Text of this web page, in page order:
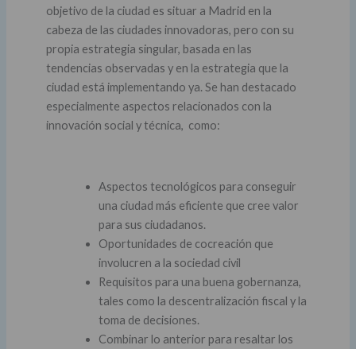
objetivo de la ciudad es situar a Madrid en la
cabeza de las ciudades innovadoras, pero con su
propia estrategia singular, basada en las
tendencias observadas y en la estrategia que la
ciudad está implementando ya. Se han destacado
especialmente aspectos relacionados con la
innovación social y técnica, como:
Aspectos tecnológicos para conseguir
una ciudad más eficiente que cree valor
para sus ciudadanos.
Oportunidades de cocreación que
involucren a la sociedad civil
Requisitos para una buena gobernanza,
tales como la descentralización fiscal y la
toma de decisiones.
Combinar lo anterior para resaltar los